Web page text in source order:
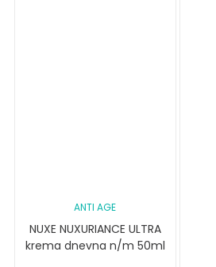
ANTI AGE
NUXE NUXURIANCE ULTRA
krema dnevna n/m 50ml